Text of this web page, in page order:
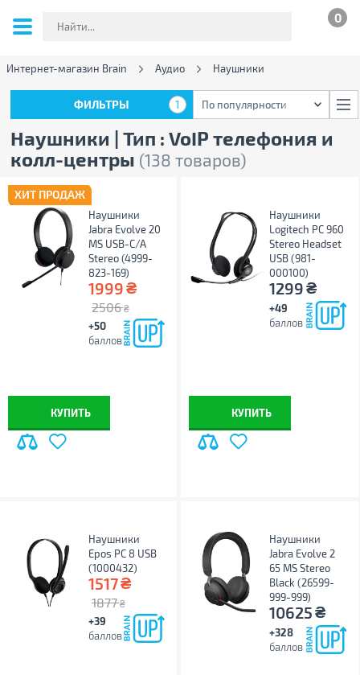
0
Интернет-магазин Brain Аудио Наушники
Наушники | Тип : VoIP телефония и
колл-центры (138 товаров)
ФИЛЬТРЫ 1 По популярности
ХИТ ПРОДАЖ
Наушники
Jabra Evolve 20
MS USB-C/A
Stereo (4999-
823-169)
1999₴
2506 ₴
+50
баллов
КУПИТЬ
Наушники
Logitech PC 960
Stereo Headset
USB (981-
000100)
1299₴
+49
баллов
КУПИТЬ
Наушники
Epos PC 8 USB
(1000432)
1517₴
1877 ₴
+39
баллов
Наушники
Jabra Evolve 2
65 MS Stereo
Black (26599-
999-999)
10625₴
+328
баллов
ФИЛЬТРЫ 1 По популярности